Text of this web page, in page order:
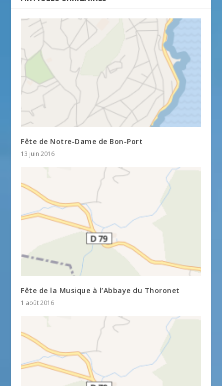
Fête de Notre-Dame de Bon-Port
13 juin 2016
Fête de la Musique à l’Abbaye du Thoronet
1 août 2016